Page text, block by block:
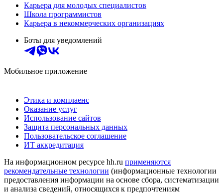
Карьера для молодых специалистов
Школа программистов
Карьера в некоммерческих организациях
Боты для уведомлений
Мобильное приложение
Этика и комплаенс
Оказание услуг
Использование сайтов
Защита персональных данных
Пользовательское соглашение
ИТ аккредитация
На информационном ресурсе hh.ru применяются
рекомендательные технологии (информационные технологии
предоставления информации на основе сбора, систематизации
и анализа сведений, относящихся к предпочтениям